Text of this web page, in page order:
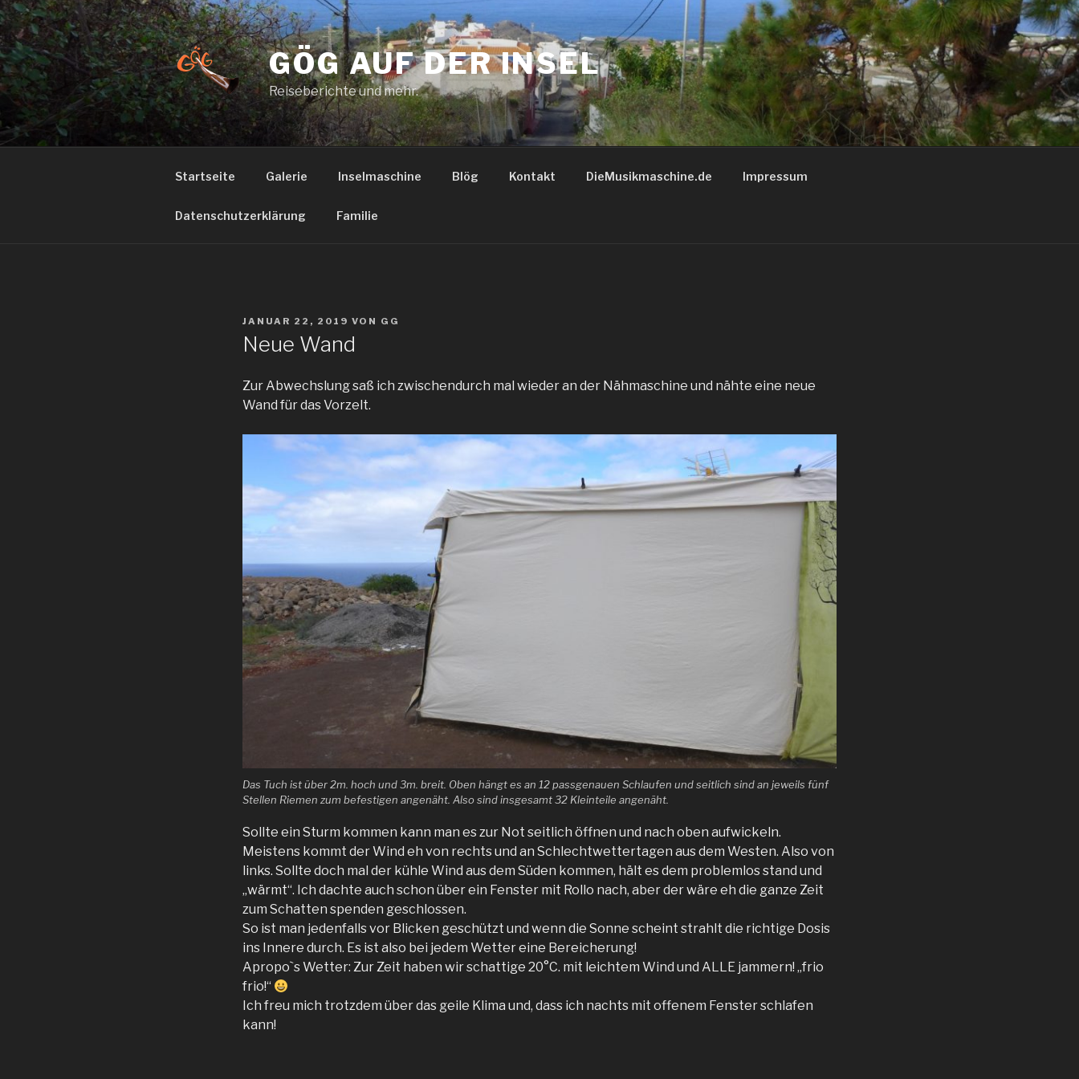
Zum
Inhalt
springen
GÖG AUF DER INSEL
Reiseberichte und mehr.
Startseite Galerie Inselmaschine Blög Kontakt DieMusikmaschine.de Impressum
Datenschutzerklärung Familie
VERÖFFENTLICHT
JANUAR 22, 2019 VON GG
Neue Wand
Zur Abwechslung saß ich zwischendurch mal wieder an der Nähmaschine und nähte eine neue
Wand für das Vorzelt.
Das Tuch ist über 2m. hoch und 3m. breit. Oben hängt es an 12 passgenauen Schlaufen und seitlich sind an jeweils fünf
Stellen Riemen zum befestigen angenäht. Also sind insgesamt 32 Kleinteile angenäht.
Sollte ein Sturm kommen kann man es zur Not seitlich öffnen und nach oben aufwickeln.
Meistens kommt der Wind eh von rechts und an Schlechtwettertagen aus dem Westen. Also von
links. Sollte doch mal der kühle Wind aus dem Süden kommen, hält es dem problemlos stand und
„wärmt“. Ich dachte auch schon über ein Fenster mit Rollo nach, aber der wäre eh die ganze Zeit
zum Schatten spenden geschlossen.
So ist man jedenfalls vor Blicken geschützt und wenn die Sonne scheint strahlt die richtige Dosis
ins Innere durch. Es ist also bei jedem Wetter eine Bereicherung!
Apropo`s Wetter: Zur Zeit haben wir schattige 20°C. mit leichtem Wind und ALLE jammern! „frio
frio!“
Ich freu mich trotzdem über das geile Klima und, dass ich nachts mit offenem Fenster schlafen
kann!